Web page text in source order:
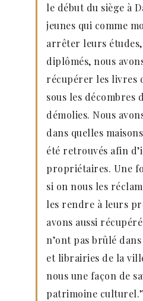
le début du siège à
jeunes qui comme
arrêter leurs études,
diplômés, nous
récupérer les livres
sous les décombres
démolies. Nous
dans quelles
été retrouvés afin
propriétaires. Une
si on nous les
les rendre à leurs
avons aussi
n’ont pas brûlé
et librairies de la
nous une façon de
patrimoine